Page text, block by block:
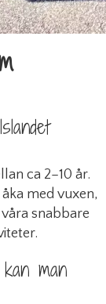
ca 2–10 år.
med vuxen,
snabbare
man